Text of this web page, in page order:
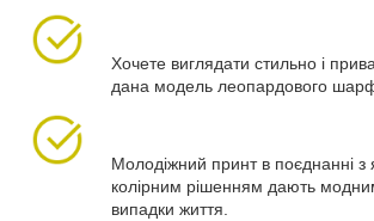
Хочете виглядати стильно і
дана модель леопардового
Молодіжний принт в поєднанні з
колірним рішенням дають
випадки життя.